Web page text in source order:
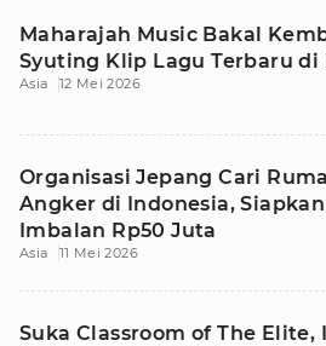
Maharajah Music Bakal
Syuting Klip Lagu Terbaru di
Asia 12 Mei 2026
Organisasi Jepang Cari
Angker di Indonesia, Siapkan
Imbalan Rp50 Juta
Asia 11 Mei 2026
Suka Classroom of The Elite,